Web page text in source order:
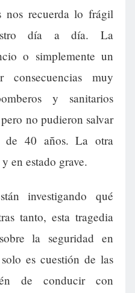
nos recuerda lo frágil
día a día. La
o simplemente un
consecuencias muy
y sanitarios
no pudieron salvar
de 40 años. La otra
en estado grave.
investigando qué
tanto, esta tragedia
la seguridad en
es cuestión de las
de conducir con